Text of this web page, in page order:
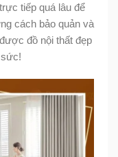
tiếp quá lâu để
cách bảo quản và
đồ nội thất đẹp
sức!